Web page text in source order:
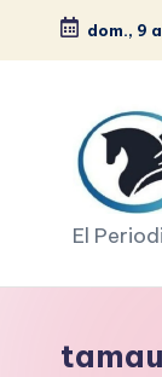
Saltar
contenido
dom., 9
p
e
g
El